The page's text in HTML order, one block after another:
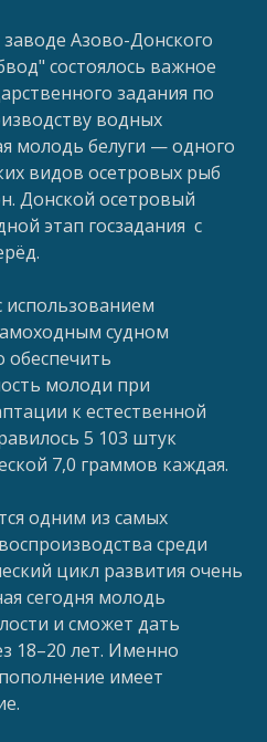
Азово-Донского
состоялось важное
задания по
водных
молодь белуги — одного
видов осетровых рыб
Донской осетровый
этап госзадания с
использованием
судном
обеспечить
молоди при
к естественной
5 103 штук
7,0 граммов каждая.
одним из самых
среди
цикл развития очень
сегодня молодь
и сможет дать
18–20 лет. Именно
имеет